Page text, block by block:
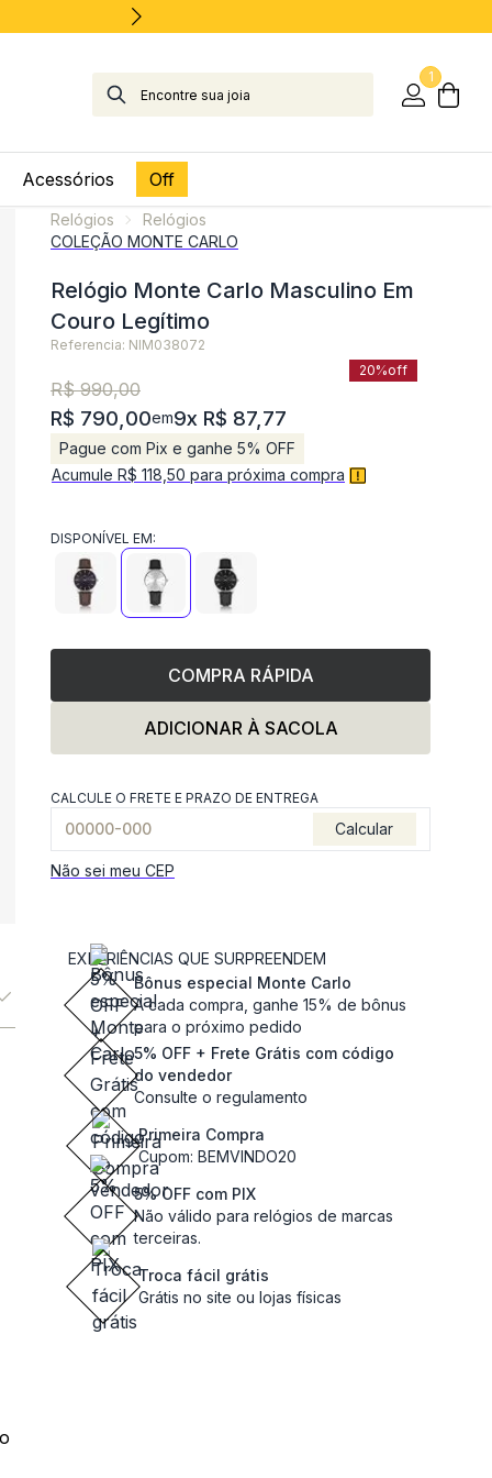
1
Acessórios Off
Relógios
Relógios
COLEÇÃO MONTE CARLO
Relógio Monte Carlo Masculino Em
Couro Legítimo
Referencia: NIM038072
20%off
R$ 990,00
R$ 790,00em9x R$ 87,77
Pague com Pix e ganhe 5% OFF
Acumule R$ 118,50 para próxima compra
DISPONÍVEL EM:
COMPRA RÁPIDA
ADICIONAR À SACOLA
CALCULE O FRETE E PRAZO DE ENTREGA
Calcular
Não sei meu CEP
EXPERIÊNCIAS QUE SURPREENDEM
Bônus especial Monte Carlo
A cada compra, ganhe 15% de bônus
para o próximo pedido
5% OFF + Frete Grátis com código
do vendedor
Consulte o regulamento
Primeira Compra
Cupom: BEMVINDO20
5% OFF com PIX
Não válido para relógios de marcas
terceiras.
Troca fácil grátis
Grátis no site ou lojas físicas